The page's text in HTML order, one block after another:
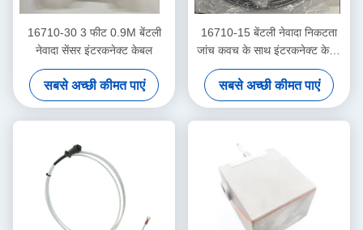
16710-30 3 फीट 0.9M बेंटली
नेवादा सेंसर इंटरकनेक्ट केबल
सबसे अच्छी कीमत पाएं
16710-15 बेंटली नेवादा निकटता
जांच कवच के साथ इंटरकनेक्ट केबल
-15 - सी
सबसे अच्छी कीमत पाएं